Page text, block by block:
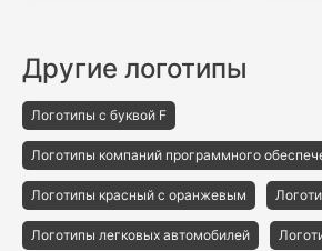
Другие логотипы
Логотипы с буквой F
Логотипы компаний программного
Логотипы красный с оранжевым
Логотипы легковых автомобилей